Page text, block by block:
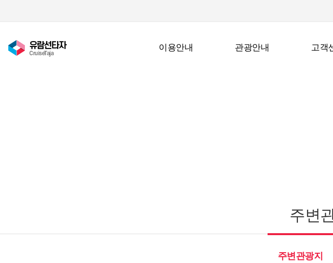
유람선타자
CruiseTaja
이용안내 관광안내 고객
주변
주변관광지